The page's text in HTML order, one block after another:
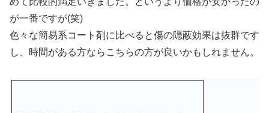
が一番ですが(笑)
色々な簡易系コート剤に比べると傷の隠蔽効果は抜群です
し、時間がある方ならこちらの方が良いかもしれません。